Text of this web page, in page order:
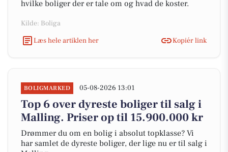
hvilke boliger der er tale om og hvad de koster.
Kilde: Boliga
Læs hele artiklen her
Kopiér link
BOLIGMARKED 05-08-2026 13:01
Top 6 over dyreste boliger til salg i
Malling. Priser op til 15.900.000 kr
Drømmer du om en bolig i absolut topklasse? Vi
har samlet de dyreste boliger, der lige nu er til salg i